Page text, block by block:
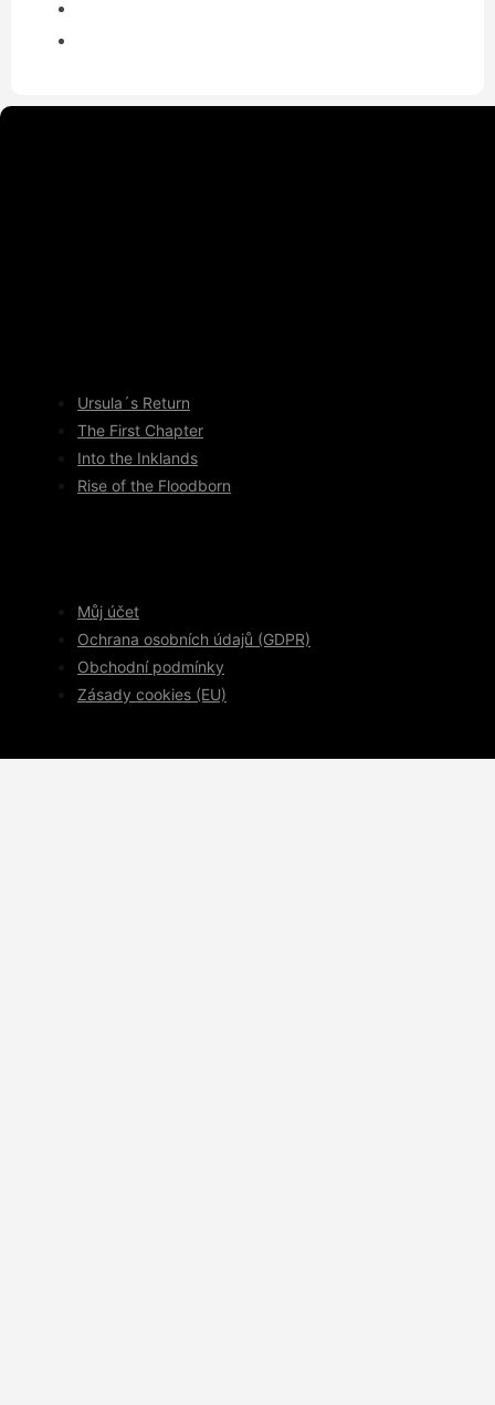
Ursula´s Return
The First Chapter
Into the Inklands
Rise of the Floodborn
Můj účet
Ochrana osobních údajů (GDPR)
Obchodní podmínky
Zásady cookies (EU)